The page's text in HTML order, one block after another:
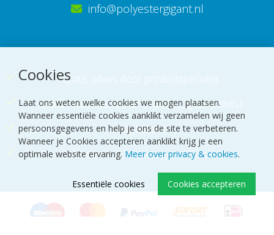
Cookies
Laat ons weten welke cookies we mogen plaatsen.
Wanneer essentiële cookies aanklikt verzamelen wij geen
persoonsgegevens en help je ons de site te verbeteren.
Wanneer je Cookies accepteren aanklikt krijg je een
optimale website ervaring. Meer over privacy & cookies.
Cookies accepteren
Essentiële cookies
info@polyestergigant.nl
Gratis advies door productspecialist
Gratis verzonden vanaf €100(NL, géén pallets)
Veilig betalen
Binnen 1 á 3 werkdagen in huis